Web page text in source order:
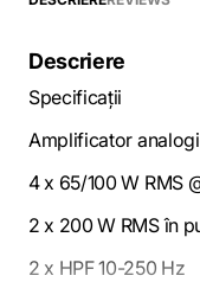
Descriere
Specificații
Amplificator
4 x 65/100 W RMS
2 x 200 W RMS în
2 x HPF 10-250 Hz